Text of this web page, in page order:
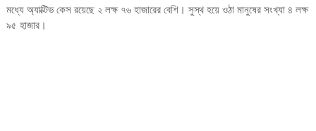
মধ্যে অ্যাক্টিভ কেস রয়েছে ২ লক্ষ ৭৬ হাজারের বেশি। সুস্থ হয়ে ওঠা মানুষের সংখ্যা ৪ লক্ষ
৯৫ হাজার।